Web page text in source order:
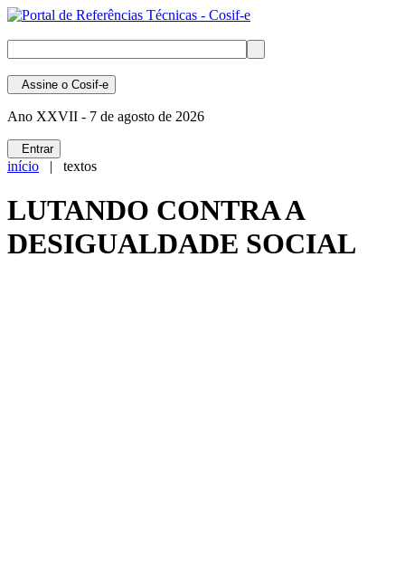
Assine o Cosif-e
Ano XXVII - 7 de agosto de 2026
Entrar
início | textos
LUTANDO CONTRA A
DESIGUALDADE SOCIAL